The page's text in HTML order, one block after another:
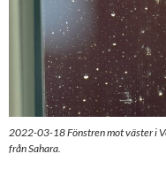
2022-03-18 Fönstren mot väster i
från Sahara.